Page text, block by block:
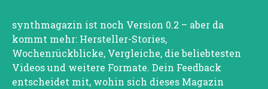
synthmagazin ist noch Version 0.2 – aber da
kommt mehr: Hersteller-Stories,
Wochenrückblicke, Vergleiche, die beliebtesten
Videos und weitere Formate. Dein Feedback
entscheidet mit, wohin sich dieses Magazin